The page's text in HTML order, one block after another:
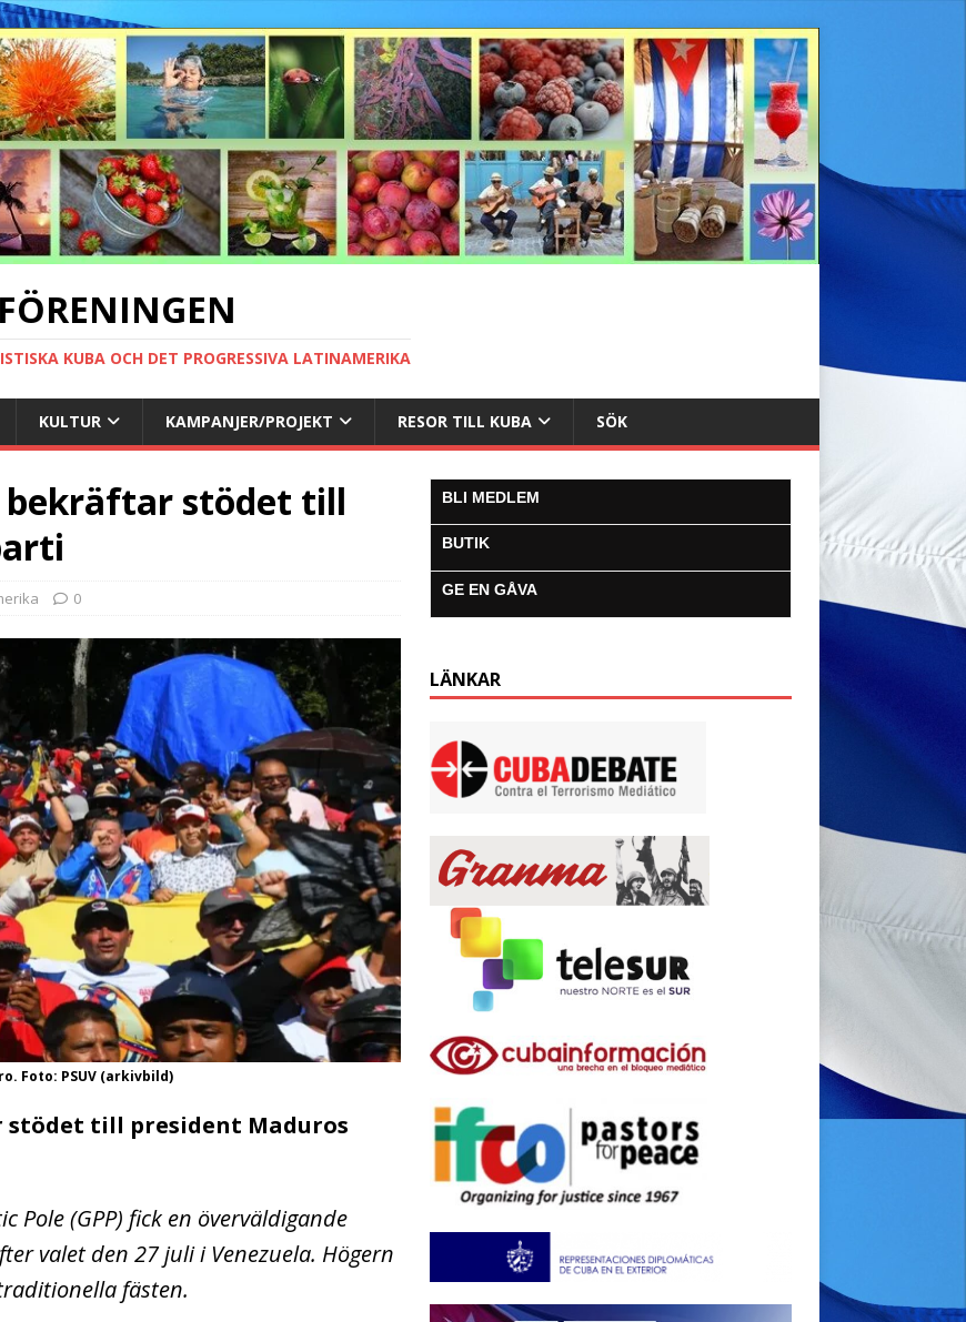
KUBA OCH DET PROGRESSIVA LATINAMERIKA
KULTUR KAMPANJER/PROJEKT RESOR TILL KUBA SÖK
bekräftar stödet till
0
Foto: PSUV (arkivbild)
stödet till president Maduros
Pole (GPP) fick en överväldigande
valet den 27 juli i Venezuela. Högern
fästen.
BLI MEDLEM
BUTIK
GE EN GÅVA
LÄNKAR